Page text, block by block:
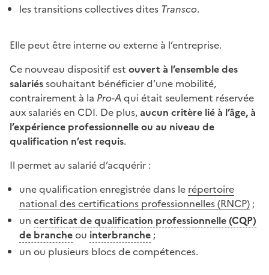
les transitions collectives dites Transco.
Elle peut être interne ou externe à l’entreprise.
Ce nouveau dispositif est ouvert à l’ensemble des
salariéssouhaitant bénéficier d’une mobilité,
contrairement à la Pro-Aqui était seulement réservée
aux salariés en CDI. De plus,aucun critère lié à l’âge, à
l’expérience professionnelle ou au niveau de
qualification n’est requis.
Il permet au salarié d’acquérir :
une qualification enregistrée dans le répertoire
national des certifications professionnelles (RNCP) ;
un certificat de qualification professionnelle (CQP)
de brancheou interbranche ;
un ou plusieurs blocs de compétences.